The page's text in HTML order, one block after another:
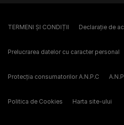
TERMENI ȘI CONDIȚII Declarație de
Prelucrarea datelor cu caracter personal
Protecția consumatorilor A.N.P.C
Politica de Cookies Harta site-ului